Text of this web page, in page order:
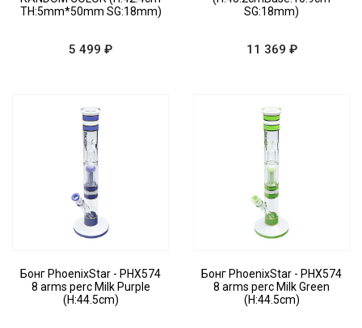
TH:5mm*50mm SG:18mm)
5 499 ₽
SG:18mm)
11 369 ₽
Бонг PhoenixStar - PHX574
8 arms perc Milk Purple
(H:44.5cm)
Бонг PhoenixStar - PHX574
8 arms perc Milk Green
(H:44.5cm)